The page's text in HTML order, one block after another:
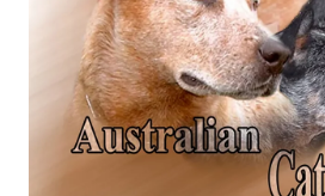
1
,
1
7